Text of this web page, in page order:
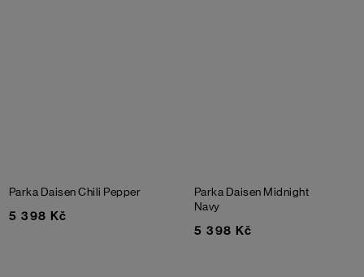
Parka DaisenChili Pepper
5 398 Kč
Parka Daisen Midnight
Navy
5 398 Kč